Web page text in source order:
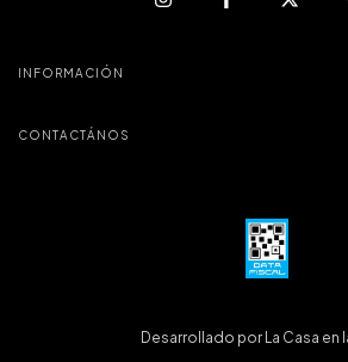
INFORMACIÓN
CONTACTÁNOS
Desarrollado por La Casa en